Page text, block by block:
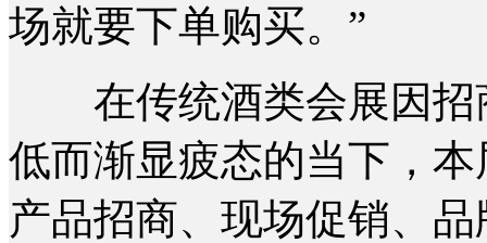
场就要下单购买。”
在传统酒类会展因招
低而渐显疲态的当下，
产品招商、现场促销、